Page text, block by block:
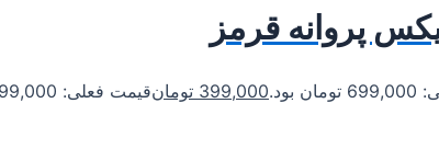
پروانه قرمز
399,000 تومانقیمت فعلی: 399,000 تومان.